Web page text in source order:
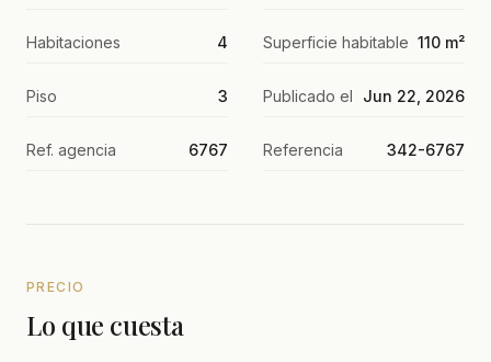
Habitaciones 4 Superficie habitable 110 m²
Piso 3 Publicado el Jun 22, 2026
Ref. agencia 6767 Referencia 342-6767
PRECIO
Lo que cuesta